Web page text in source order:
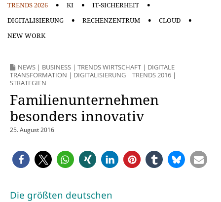
TRENDS 2026 KI
IT-SICHERHEIT
DIGITALISIERUNG
RECHENZENTRUM
CLOUD
NEW WORK
NEWS | BUSINESS | TRENDS WIRTSCHAFT | DIGITALE
TRANSFORMATION | DIGITALISIERUNG | TRENDS 2016 |
STRATEGIEN
Familienunternehmen
besonders innovativ
25. August 2016
Die größten deutschen